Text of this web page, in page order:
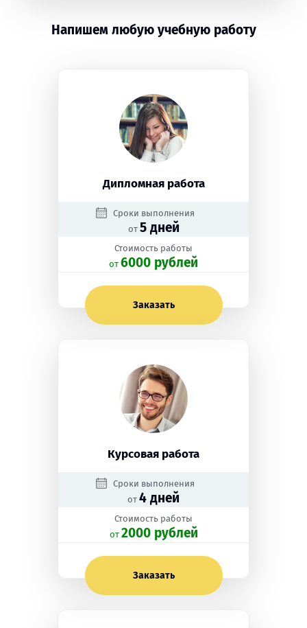
Напишем любую учебную работу
Дипломная работа
Сроки выполнения
от 5 дней
Стоимость работы
oт 6000 рублей
Заказать
Курсовая работа
Сроки выполнения
от 4 дней
Стоимость работы
oт 2000 рублей
Заказать